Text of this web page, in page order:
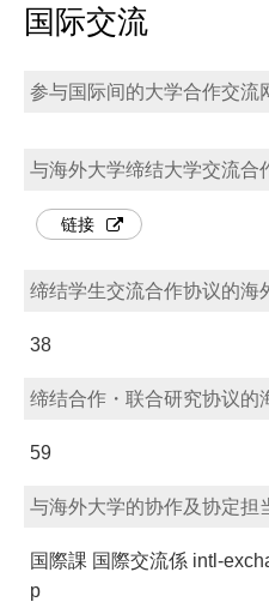
国际交流
参与国际间的大学合作交流
与海外大学缔结大学交流合
链接
缔结学生交流合作协议的海
38
缔结合作・联合研究协议的
59
与海外大学的协作及协定担
国際課 国際交流係 intl-
p